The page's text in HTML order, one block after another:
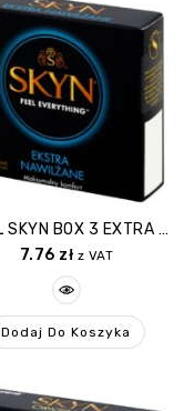
UNIMIL SKYN BOX 3 EXTRA WET
7.76 zł z VAT
Dodaj Do Koszyka